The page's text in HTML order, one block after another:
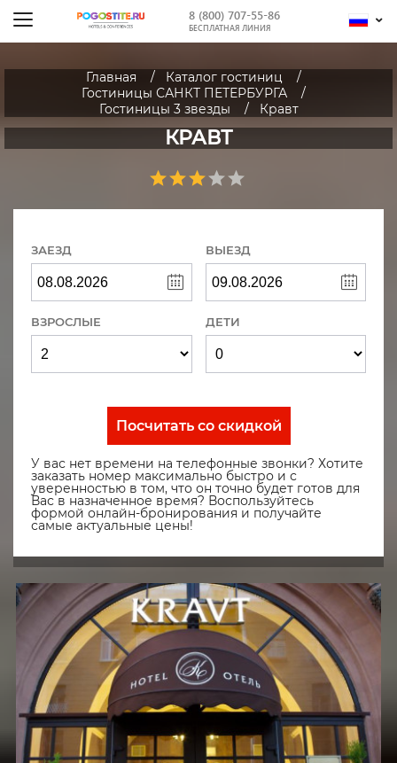
8 (800) 707-55-86
БЕСПЛАТНАЯ ЛИНИЯ
Главная
Каталог гостиниц
Гостиницы САНКТ ПЕТЕРБУРГА
Гостиницы 3 звезды
Кравт
КРАВТ
ЗАЕЗД ВЫЕЗД
ВЗРОСЛЫЕ ДЕТИ
Посчитать со скидкой
У вас нет времени на телефонные звонки? Хотите
заказать номер максимально быстро и с
уверенностью в том, что он точно будет готов для
Вас в назначенное время? Воспользуйтесь
формой онлайн-бронирования и получайте
самые актуальные цены!